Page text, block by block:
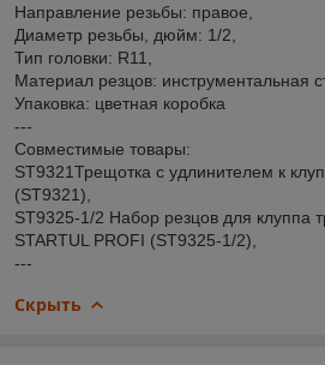
Направление резьбы: правое,
Диаметр резьбы, дюйм: 1/2,
Тип головки: R11,
Материал резцов: инструментальная
Упаковка: цветная коробка
---
Совместимые товары:
ST9321Трещотка с удлинителем к
(ST9321),
ST9325-1/2 Набор резцов для клуппа
STARTUL PROFI (ST9325-1/2),
---
Скрыть